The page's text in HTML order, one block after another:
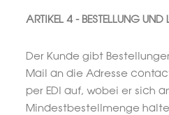
ARTIKEL 4 - BESTELLUNG UND
Der Kunde gibt
Mail an die Adresse
per EDI auf, wobei er sich
Mindestbestellmenge